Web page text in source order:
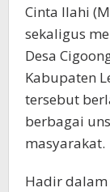
Cinta Ilahi
sekaligus
Desa
Kabupaten
tersebut
berbagai
masyarakat.
Hadir dalam